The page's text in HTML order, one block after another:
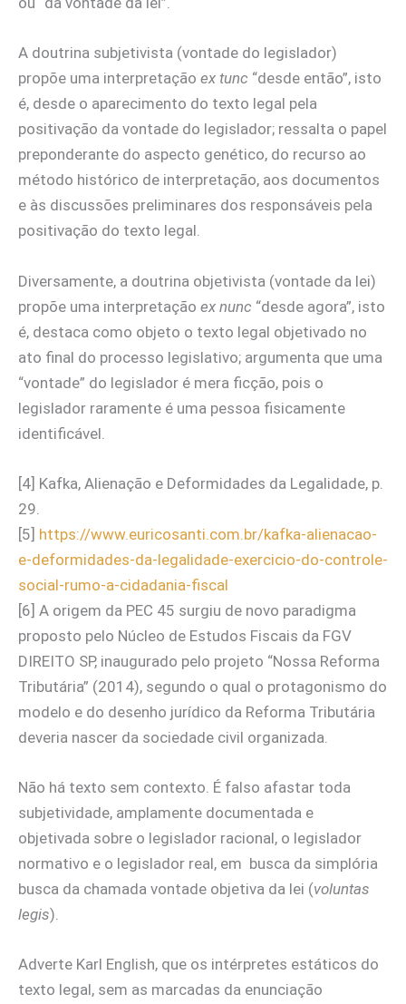
A doutrina subjetivista (vontade do legislador)
propõe uma interpretação ex tunc “desde então”, isto
é, desde o aparecimento do texto legal pela
positivação da vontade do legislador; ressalta o papel
preponderante do aspecto genético, do recurso ao
método histórico de interpretação, aos documentos
e às discussões preliminares dos responsáveis pela
positivação do texto legal.
Diversamente, a doutrina objetivista (vontade da lei)
propõe uma interpretação ex nunc “desde agora”, isto
é, destaca como objeto o texto legal objetivado no
ato final do processo legislativo; argumenta que uma
“vontade” do legislador é mera ficção, pois o
legislador raramente é uma pessoa fisicamente
identificável.
[4] Kafka, Alienação e Deformidades da Legalidade, p.
29.
[5] https://www.euricosanti.com.br/kafka-alienacao-
e-deformidades-da-legalidade-exercicio-do-controle-
social-rumo-a-cidadania-fiscal
[6] A origem da PEC 45 surgiu de novo paradigma
proposto pelo Núcleo de Estudos Fiscais da FGV
DIREITO SP, inaugurado pelo projeto “Nossa Reforma
Tributária” (2014), segundo o qual o protagonismo do
modelo e do desenho jurídico da Reforma Tributária
deveria nascer da sociedade civil organizada.
Não há texto sem contexto. É falso afastar toda
subjetividade, amplamente documentada e
objetivada sobre o legislador racional, o legislador
normativo e o legislador real, em busca da simplória
busca da chamada vontade objetiva da lei (voluntas
legis).
Adverte Karl English, que os intérpretes estáticos do
texto legal, sem as marcadas da enunciação